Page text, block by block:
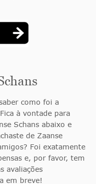
como foi a
à vontade para
Schans abaixo e
de Zaanse
Foi exatamente
e, por favor, tem
avaliações
em breve!